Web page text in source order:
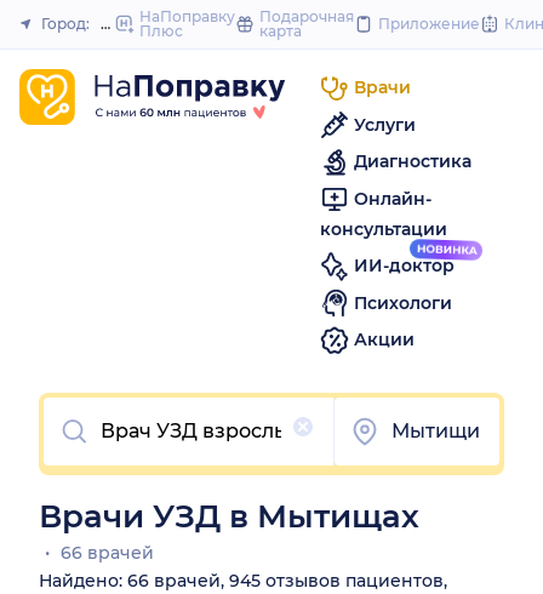
to
Закрыть
Город: Мытищи (Москва и область)
НаПоправку
Плюс
Подарочная
карта
Приложение
Врачи
Услуги
Диагностика
Онлайн-
консультации
ИИ-доктор
Психологи
Акции
Очистить
Мытищи
Врачи УЗД в Мытищах
66 врачей
Найдено: 66 врачей, 945 отзывов пациентов,